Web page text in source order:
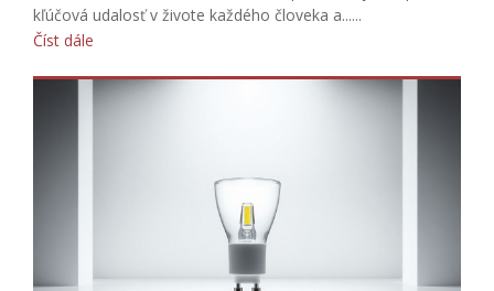
kľúčová udalosť v živote každého človeka a......
Číst dále